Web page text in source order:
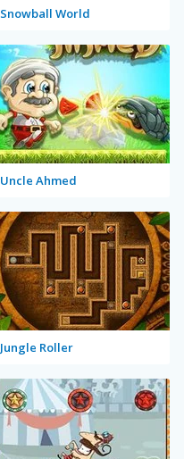
Snowball World
Uncle Ahmed
Jungle Roller